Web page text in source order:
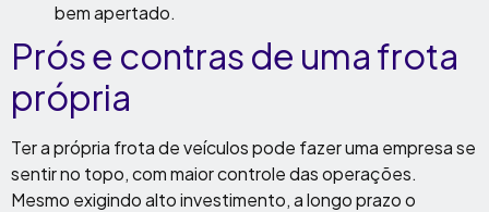
bem apertado.
Prós e contras de uma frota
própria
Ter a própria frota de veículos pode fazer uma empresa se
sentir no topo, com maior controle das operações.
Mesmo exigindo alto investimento, a longo prazo o